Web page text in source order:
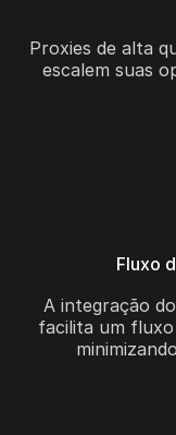
Proxies de alta
escalem suas
Fluxo
A integração
facilita um